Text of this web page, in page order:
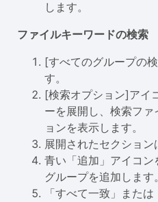
します。
ファイルキーワードの検索
[すべてのグループの
す。
[検索オプション]アイ
ーを展開し、検索フ
ョンを表示します。
展開されたセクション
青い「追加」アイコ
グループを追加します。
「すべて一致」また